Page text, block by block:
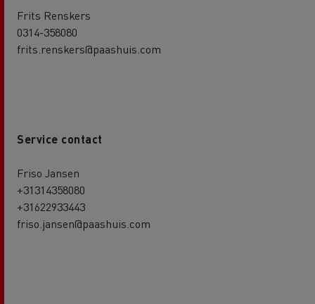
Frits Renskers
0314-358080
frits.renskers@paashuis.com
Service contact
Friso Jansen
+31314358080
+31622933443
friso.jansen@paashuis.com